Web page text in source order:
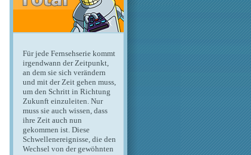
Für jede Fernsehserie kommt
irgendwann der Zeitpunkt,
an dem sie sich verändern
und mit der Zeit gehen muss,
um den Schritt in Richtung
Zukunft einzuleiten. Nur
muss sie auch wissen, dass
ihre Zeit auch nun
gekommen ist. Diese
Schwellenereignisse, die den
Wechsel von der gewöhnten